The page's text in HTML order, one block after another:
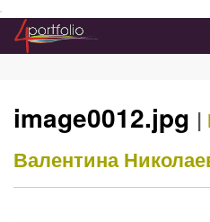
Преейти на главное меню
image0012.jpg |
Валентина